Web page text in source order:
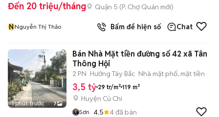
Đến 20 triệu/tháng Quận 5 (P. Chợ Quán mới)
NNguyễn Thị Thảo Bấm để hiện số Chat
1 phút trước 7
Bán Nhà Mặt tiền đường số 42 xã Tân
Thông Hội
2 PN Hướng Tây Bắc Nhà mặt phố, mặt tiền
3,5 tỷ 29 tr/m² 119 m²
Huyện Củ Chi
Sơn 4.5 4đã bán